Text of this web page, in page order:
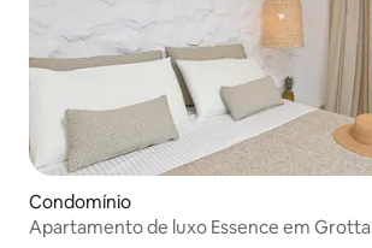
Condomínio
Apartamento de luxo Essence em Grotta